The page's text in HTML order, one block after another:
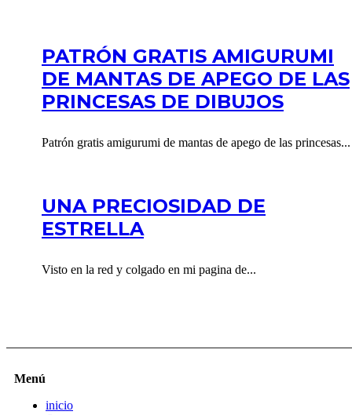
PATRÓN GRATIS AMIGURUMI
DE MANTAS DE APEGO DE LAS
PRINCESAS DE DIBUJOS
Patrón gratis amigurumi de mantas de apego de las princesas...
UNA PRECIOSIDAD DE
ESTRELLA
Visto en la red y colgado en mi pagina de...
Menú
inicio